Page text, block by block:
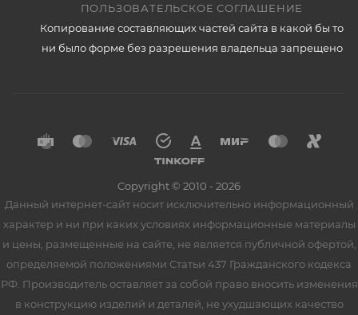
ПОЛЬЗОВАТЕЛЬСКОЕ СОГЛАШЕНИЕ
Копирование составляющих частей сайта в какой бы то
ни было форме без разрешения владельца запрещено
Copyright © 2010 - 2026
Данный интернет-сайт носит исключительно информационный
характер и ни при каких условиях информационные материалы
и цены, размещенные на сайте, не является публичной офертой,
определяемой положениями Статьи 437 Гражданского кодекса
РФ. Производитель оставляет за собой право вносить изменения
в конструкцию изделий и деталей, не ухудшающих качество